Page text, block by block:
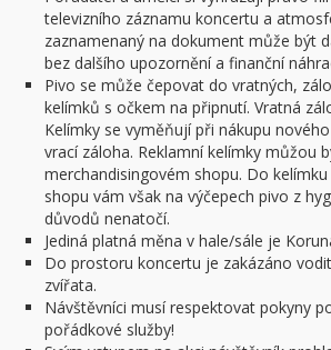
televizního záznamu koncertu a
zaznamenaný na dokument může být
bez dalšího upozornění a finanční
Pivo se může čepovat do vratných,
kelímků s očkem na připnutí. Vratná
Kelímky se vyměňují při nákupu
vrací záloha. Reklamní kelímky můžou
merchandisingovém shopu. Do
shopu vám však na výčepech pivo z
důvodů nenatočí.
Jediná platná měna v hale/sále je
Do prostoru koncertu je zakázáno
zvířata.
Návštěvníci musí respektovat pokyny
pořádkové služby!